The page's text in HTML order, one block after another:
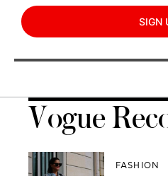
SIGN
Vogue
FASHION